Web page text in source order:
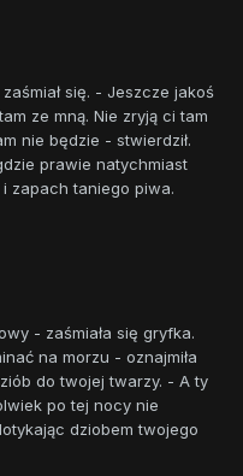
się. - Jeszcze jakoś
ze mną. Nie zryją ci tam
nie będzie - stwierdził.
prawie natychmiast
zapach taniego piwa.
- zaśmiała się gryfka.
na morzu - oznajmiła
do twojej twarzy. - A ty
po tej nocy nie
dziobem twojego